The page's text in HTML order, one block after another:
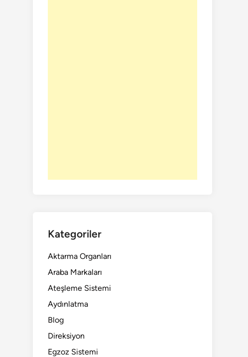
Kategoriler
Aktarma Organları
Araba Markaları
Ateşleme Sistemi
Aydınlatma
Blog
Direksiyon
Egzoz Sistemi